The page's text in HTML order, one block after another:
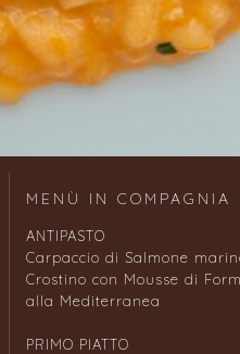
MENÙ IN COMPAGNIA
ANTIPASTO
Carpaccio di Salmone
Crostino con Mousse di
alla Mediterranea
PRIMO PIATTO